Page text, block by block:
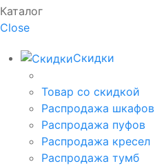
Каталог
Close
Скидки
Товар со скидкой
Распродажа шкафов
Распродажа пуфов
Распродажа кресел
Распродажа тумб